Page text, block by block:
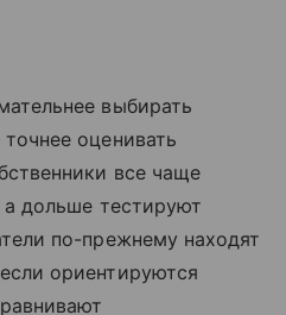
выбирать
оценивать
все чаще
дольше тестируют
по-прежнему находят
ориентируются